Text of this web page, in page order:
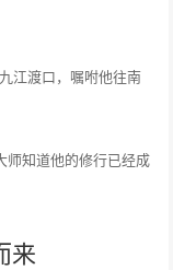
江渡口，嘱咐他往南
师知道他的修行已经成
来